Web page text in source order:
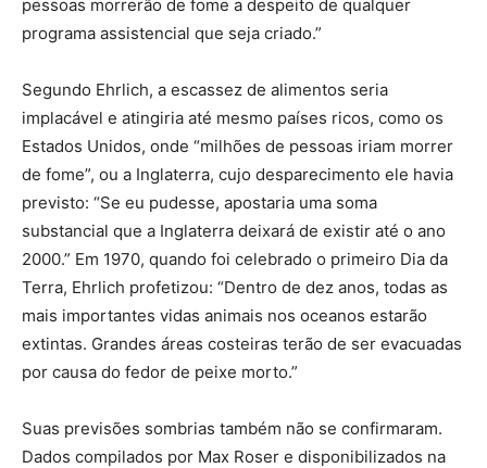
pessoas morrerão de fome a despeito de qualquer
programa assistencial que seja criado.”
Segundo Ehrlich, a escassez de alimentos seria
implacável e atingiria até mesmo países ricos, como os
Estados Unidos, onde “milhões de pessoas iriam morrer
de fome”, ou a Inglaterra, cujo desparecimento ele havia
previsto: “Se eu pudesse, apostaria uma soma
substancial que a Inglaterra deixará de existir até o ano
2000.” Em 1970, quando foi celebrado o primeiro Dia da
Terra, Ehrlich profetizou: “Dentro de dez anos, todas as
mais importantes vidas animais nos oceanos estarão
extintas. Grandes áreas costeiras terão de ser evacuadas
por causa do fedor de peixe morto.”
Suas previsões sombrias também não se confirmaram.
Dados compilados por Max Roser e disponibilizados na